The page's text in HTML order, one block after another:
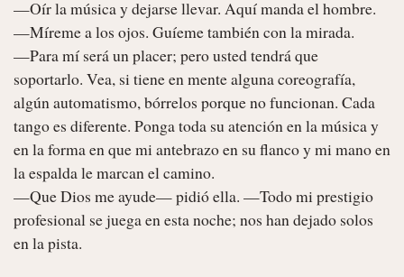
—Oír la música y dejarse llevar. Aquí manda el hombre.
—Míreme a los ojos. Guíeme también con la mirada.
—Para mí será un placer; pero usted tendrá que
soportarlo. Vea, si tiene en mente alguna coreografía,
algún automatismo, bórrelos porque no funcionan. Cada
tango es diferente. Ponga toda su atención en la música y
en la forma en que mi antebrazo en su flanco y mi mano en
la espalda le marcan el camino.
—Que Dios me ayude— pidió ella. —Todo mi prestigio
profesional se juega en esta noche; nos han dejado solos
en la pista.